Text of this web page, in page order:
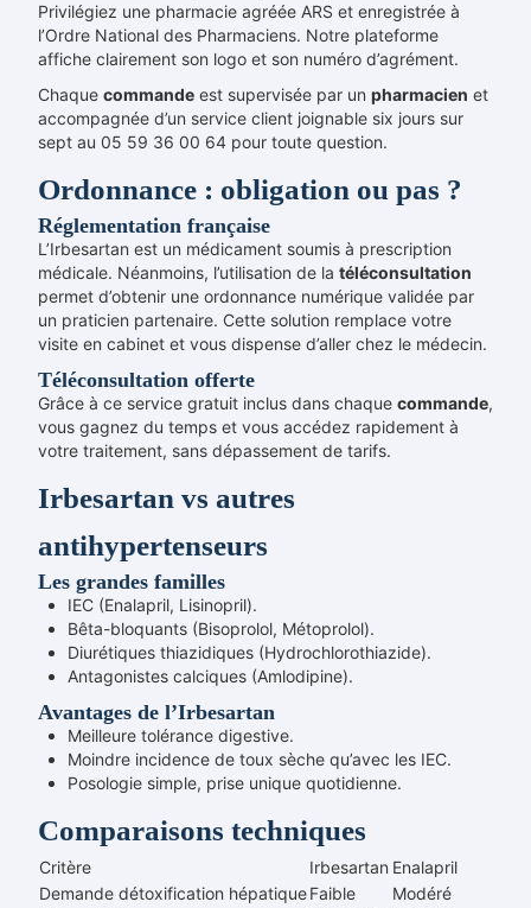
Privilégiez une pharmacie agréée ARS et enregistrée à
l’Ordre National des Pharmaciens. Notre plateforme
affiche clairement son logo et son numéro d’agrément.
Chaque commande est supervisée par un pharmacien et
accompagnée d’un service client joignable six jours sur
sept au 05 59 36 00 64 pour toute question.
Ordonnance : obligation ou pas ?
Réglementation française
L’Irbesartan est un médicament soumis à prescription
médicale. Néanmoins, l’utilisation de la téléconsultation
permet d’obtenir une ordonnance numérique validée par
un praticien partenaire. Cette solution remplace votre
visite en cabinet et vous dispense d’aller chez le médecin.
Téléconsultation offerte
Grâce à ce service gratuit inclus dans chaque commande,
vous gagnez du temps et vous accédez rapidement à
votre traitement, sans dépassement de tarifs.
Irbesartan vs autres
antihypertenseurs
Les grandes familles
IEC (Enalapril, Lisinopril).
Bêta-bloquants (Bisoprolol, Métoprolol).
Diurétiques thiazidiques (Hydrochlorothiazide).
Antagonistes calciques (Amlodipine).
Avantages de l’Irbesartan
Meilleure tolérance digestive.
Moindre incidence de toux sèche qu’avec les IEC.
Posologie simple, prise unique quotidienne.
Comparaisons techniques
Critère Irbesartan Enalapril
Demande détoxification hépatiqueFaible
Modéré